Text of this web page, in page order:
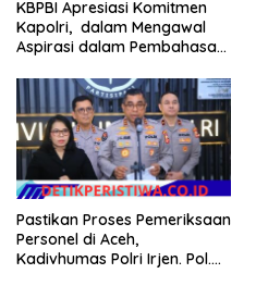
KBPBI Apresiasi Komitmen
Kapolri, dalam Mengawal
Aspirasi dalam Pembahasan
Pastikan Proses Pemeriksaan
Personel di Aceh,
Kadivhumas Polri Irjen. Pol.